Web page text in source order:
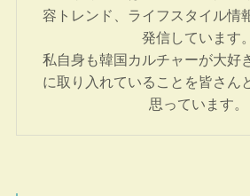
容トレンド、ライフスタイル情
発信しています。
私自身も韓国カルチャーが大好
に取り入れていることを皆さん
思っています。